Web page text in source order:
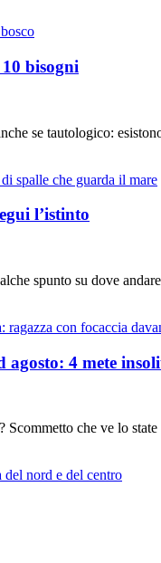
bisogni
se tautologico:
l’istinto
spunto su dove
agosto: 4 mete
Scommetto che ve lo